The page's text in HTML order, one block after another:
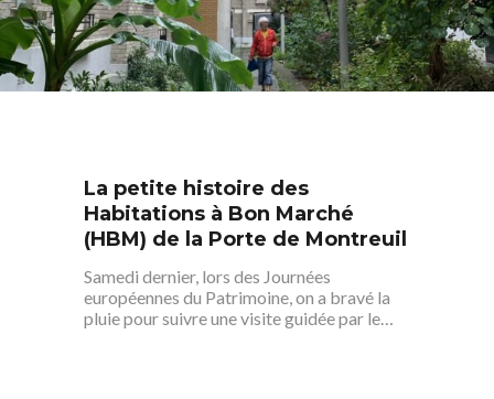
La petite histoire des
Habitations à Bon Marché
(HBM) de la Porte de Montreuil
Samedi dernier, lors des Journées
européennes du Patrimoine, on a bravé la
pluie pour suivre une visite guidée par le…